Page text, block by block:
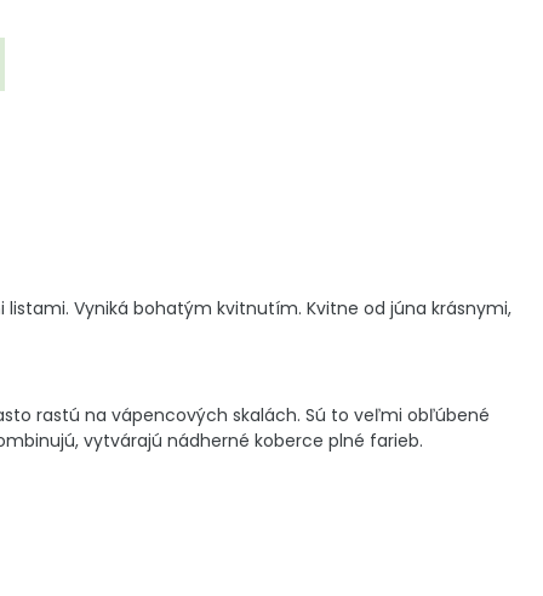
Vyniká bohatým kvitnutím. Kvitne od júna krásnymi,
rastú na vápencových skalách. Sú to veľmi obľúbené
vytvárajú nádherné koberce plné farieb.